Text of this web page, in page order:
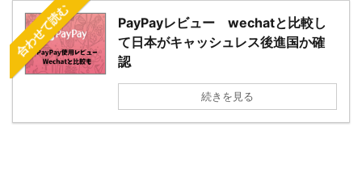
合わせて読む
PayPayレビュー wechatと比較し
て日本がキャッシュレス後進国か確
認
続きを見る